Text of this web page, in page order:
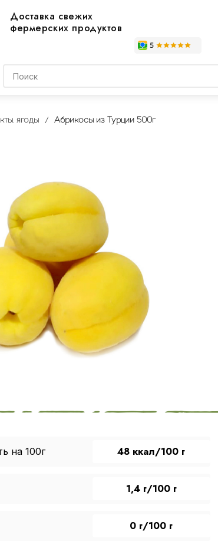
Доставка свежих
фермерских продуктов
ягоды Абрикосы из Турции 500г
на 100г 48 ккал/100 г
1,4 г/100 г
0 г/100 г